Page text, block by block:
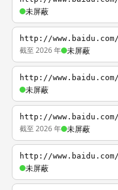
未屏蔽
http://www.baidu.com/
截至 2026 年 未屏蔽
http://www.baidu.com/
未屏蔽
http://www.baidu.com/
截至 2026 年 未屏蔽
http://www.baidu.com/
未屏蔽